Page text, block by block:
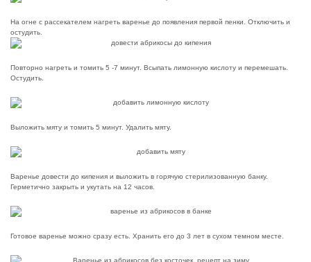
На огне с рассекателем нагреть варенье до появления первой пенки. Отключить и
остудить.
Повторно нагреть и томить 5 -7 минут. Всыпать лимонную кислоту и перемешать.
Остудить.
Выложить мяту и томить 5 минут. Удалить мяту.
Варенье довести до кипения и выложить в горячую стерилизованную банку.
Герметично закрыть и укутать на 12 часов.
Готовое варенье можно сразу есть. Хранить его до 3 лет в сухом темном месте.